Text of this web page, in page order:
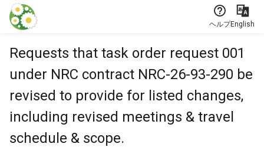
本文に飛ぶ
ヘルプEnglish
Requests that task order request 001
under NRC contract NRC-26-93-290 be
revised to provide for listed changes,
including revised meetings & travel
schedule & scope.